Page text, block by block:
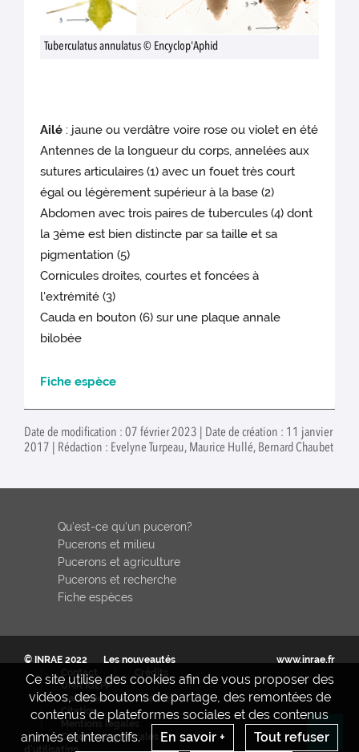
Tuberculatus annulatus © Encyclop'Aphid
Ailé : jaune ou verdâtre voire rose ou violet en été
Antennes de la longueur du corps, annelées aux
sutures articulaires (1) avec un fouet très court
égal ou légèrement supérieur à la base (2)
Abdomen avec trois paires de tubercules (4) dont
la 3ème est bien distincte par sa taille et sa
pigmentation (5)
Cornicules droites, courtes et foncées à
l'extrémité (3)
Cauda en bouton (6) sur une plaque annale
bilobée
Fiche espèce
Date de modification : 07 février 2023 | Date de création : 11 janvier
2017 | Rédaction : Evelyne Turpeau, Maurice Hullé, Bernard Chaubet
Ce site utilise des cookies afin de vous proposer des
vidéos, des boutons de partage, des remontées de
contenus de plateformes sociales et des contenus
animés et interactifs.
En savoir + Tout refuser
Qu'est-ce qu'un puceron?
Pucerons et milieu
Pucerons et agriculture
Pucerons et recherche
Fiche espèces
© INRAE 2022
Les nouveautés
Contact
Crédits
UMR IGEPP
S'abonner aux actualités
Citation
Mentions legales
Conditions générales
d'utilisation
www.inrae.fr